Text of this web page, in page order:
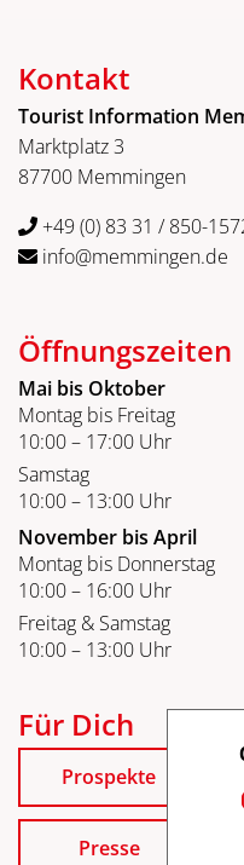
Kontakt
Tourist Information
Marktplatz 3
87700 Memmingen
+49 (0) 83 31 / 850-
info@memmingen.de
Öffnungszeiten
Mai bis Oktober
Montag bis Freitag
10:00 – 17:00 Uhr
Samstag
10:00 – 13:00 Uhr
November bis April
Montag bis Donnerstag
10:00 – 16:00 Uhr
Freitag & Samstag
10:00 – 13:00 Uhr
Für Dich
Prospekte
Presse